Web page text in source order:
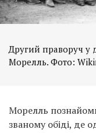
Другий праворуч у
Морелль. Фото:
Морелль
званому обіді, де